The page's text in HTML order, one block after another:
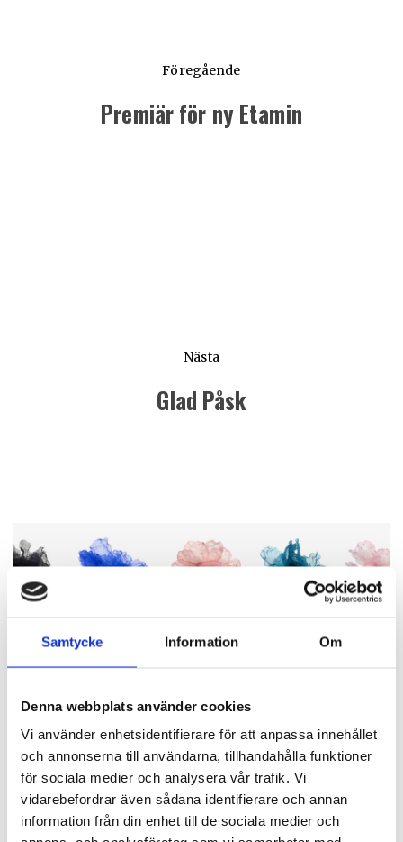
Samtycke Information Om
Denna webbplats använder cookies
Vi använder enhetsidentifierare för att anpassa innehållet
och annonserna till användarna, tillhandahålla funktioner
för sociala medier och analysera vår trafik. Vi
vidarebefordrar även sådana identifierare och annan
information från din enhet till de sociala medier och
Föregående
Föregående
Premiär för ny Etamin
Nästa
Nästa
Glad Påsk
BLOMMOR